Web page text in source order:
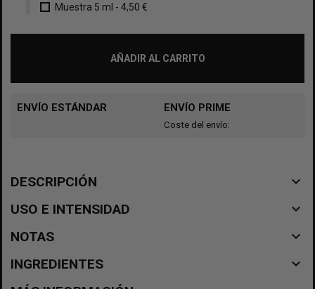
Muestra 5 ml - 4,50 €
AÑADIR AL CARRITO
ENVÍO ESTÁNDAR ENVÍO PRIME
Coste del envío:
DESCRIPCIÓN navigate_before
USO E INTENSIDAD navigate_before
NOTAS navigate_before
INGREDIENTES navigate_before